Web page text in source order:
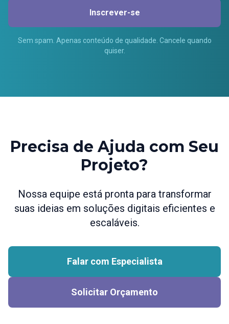
Inscrever-se
Sem spam. Apenas conteúdo de qualidade. Cancele quando
quiser.
Precisa de Ajuda com Seu
Projeto?
Nossa equipe está pronta para transformar
suas ideias em soluções digitais eficientes e
escaláveis.
Falar com Especialista
Solicitar Orçamento